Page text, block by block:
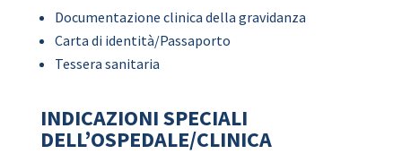
Documentazione clinica della gravidanza
Carta di identità/Passaporto
Tessera sanitaria
INDICAZIONI SPECIALI
DELL’OSPEDALE/CLINICA